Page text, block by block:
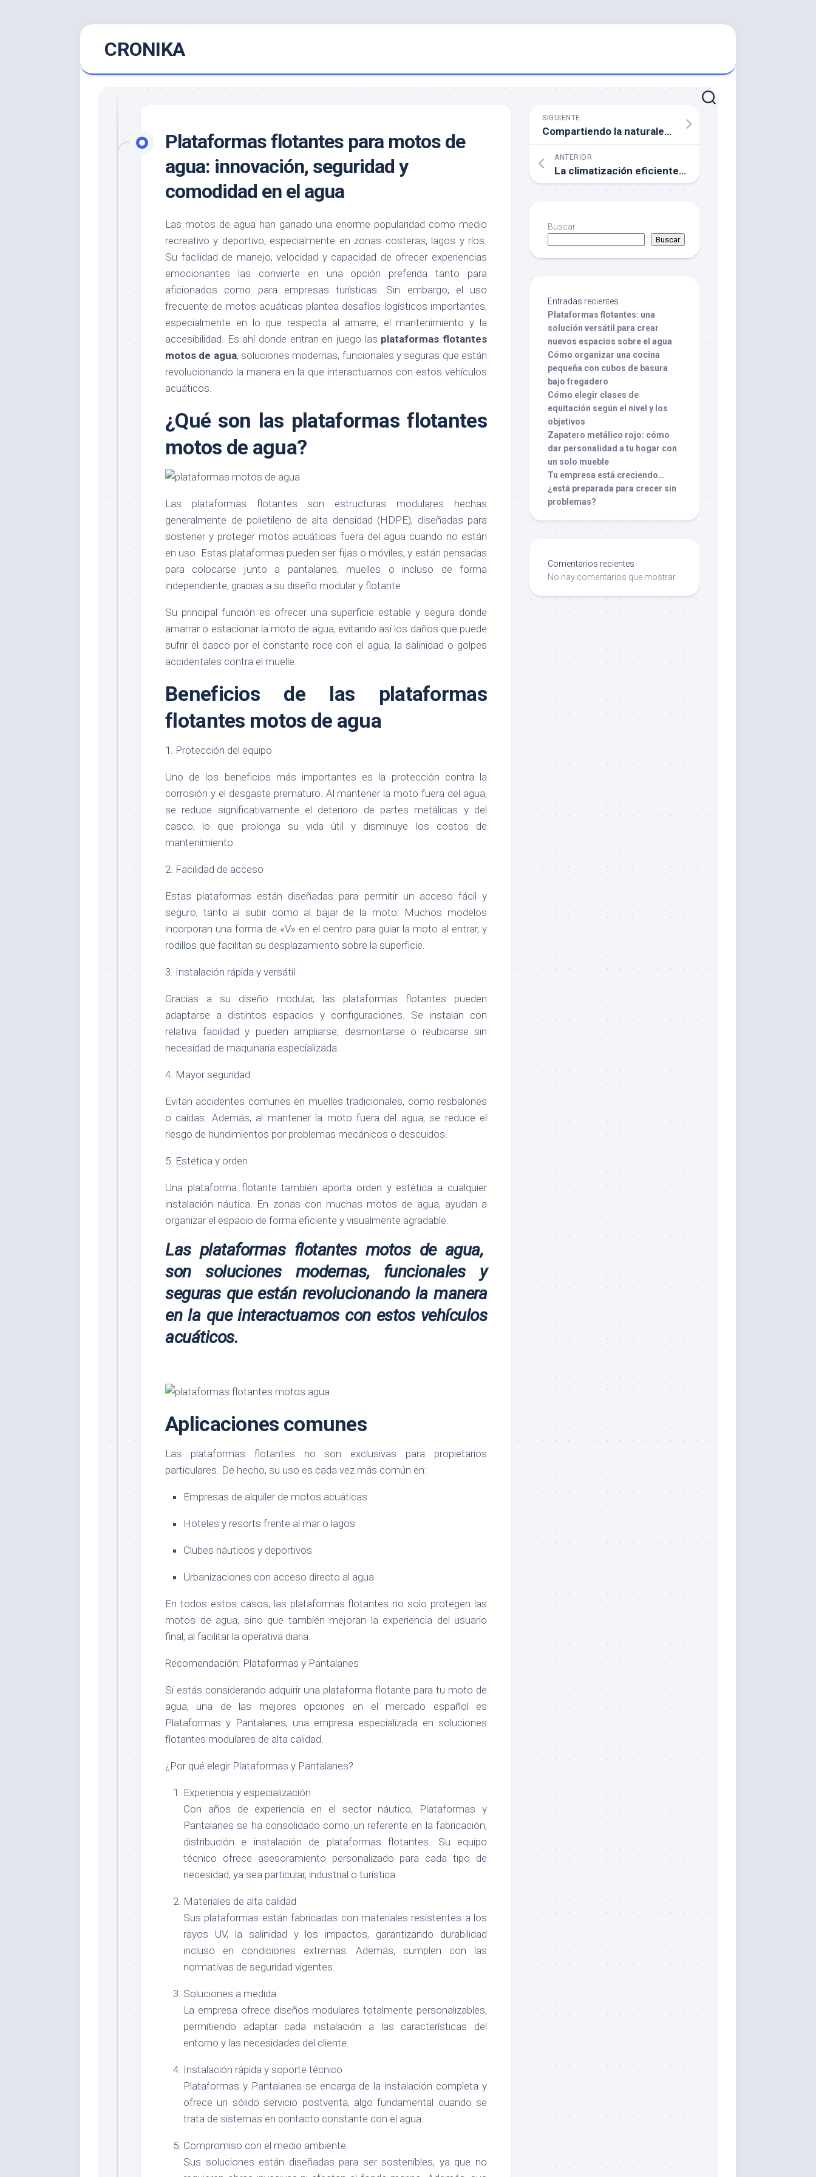
CRONIKA
Plataformas flotantes para motos de
agua: innovación, seguridad y
comodidad en el agua
Las motos de agua han ganado una enorme popularidad como medio
recreativo y deportivo, especialmente en zonas costeras, lagos y ríos.
Su facilidad de manejo, velocidad y capacidad de ofrecer experiencias
emocionantes las convierte en una opción preferida tanto para
aficionados como para empresas turísticas. Sin embargo, el uso
frecuente de motos acuáticas plantea desafíos logísticos importantes,
especialmente en lo que respecta al amarre, el mantenimiento y la
accesibilidad. Es ahí donde entran en juego las plataformas flotantes
motos de agua, soluciones modernas, funcionales y seguras que están
revolucionando la manera en la que interactuamos con estos vehículos
acuáticos.
¿Qué son las plataformas flotantes
motos de agua?
Las plataformas flotantes son estructuras modulares hechas
generalmente de polietileno de alta densidad (HDPE), diseñadas para
sostener y proteger motos acuáticas fuera del agua cuando no están
en uso. Estas plataformas pueden ser fijas o móviles, y están pensadas
para colocarse junto a pantalanes, muelles o incluso de forma
independiente, gracias a su diseño modular y flotante.
Su principal función es ofrecer una superficie estable y segura donde
amarrar o estacionar la moto de agua, evitando así los daños que puede
sufrir el casco por el constante roce con el agua, la salinidad o golpes
accidentales contra el muelle.
Beneficios de las plataformas
flotantes motos de agua
1. Protección del equipo
Uno de los beneficios más importantes es la protección contra la
corrosión y el desgaste prematuro. Al mantener la moto fuera del agua,
se reduce significativamente el deterioro de partes metálicas y del
casco, lo que prolonga su vida útil y disminuye los costos de
mantenimiento.
2. Facilidad de acceso
Estas plataformas están diseñadas para permitir un acceso fácil y
seguro, tanto al subir como al bajar de la moto. Muchos modelos
incorporan una forma de «V» en el centro para guiar la moto al entrar, y
rodillos que facilitan su desplazamiento sobre la superficie.
3. Instalación rápida y versátil
Gracias a su diseño modular, las plataformas flotantes pueden
adaptarse a distintos espacios y configuraciones. Se instalan con
relativa facilidad y pueden ampliarse, desmontarse o reubicarse sin
necesidad de maquinaria especializada.
4. Mayor seguridad
Evitan accidentes comunes en muelles tradicionales, como resbalones
o caídas. Además, al mantener la moto fuera del agua, se reduce el
riesgo de hundimientos por problemas mecánicos o descuidos.
5. Estética y orden
Una plataforma flotante también aporta orden y estética a cualquier
instalación náutica. En zonas con muchas motos de agua, ayudan a
organizar el espacio de forma eficiente y visualmente agradable.
Las plataformas flotantes motos de agua,
son soluciones modernas, funcionales y
seguras que están revolucionando la manera
en la que interactuamos con estos vehículos
acuáticos.
Aplicaciones comunes
Las plataformas flotantes no son exclusivas para propietarios
particulares. De hecho, su uso es cada vez más común en:
Empresas de alquiler de motos acuáticas
Hoteles y resorts frente al mar o lagos
Clubes náuticos y deportivos
Urbanizaciones con acceso directo al agua
En todos estos casos, las plataformas flotantes no solo protegen las
motos de agua, sino que también mejoran la experiencia del usuario
final, al facilitar la operativa diaria.
Recomendación: Plataformas y Pantalanes
Si estás considerando adquirir una plataforma flotante para tu moto de
agua, una de las mejores opciones en el mercado español es
Plataformas y Pantalanes, una empresa especializada en soluciones
flotantes modulares de alta calidad.
¿Por qué elegir Plataformas y Pantalanes?
Experiencia y especialización
Con años de experiencia en el sector náutico, Plataformas y
Pantalanes se ha consolidado como un referente en la fabricación,
distribución e instalación de plataformas flotantes. Su equipo
técnico ofrece asesoramiento personalizado para cada tipo de
necesidad, ya sea particular, industrial o turística.
Materiales de alta calidad
Sus plataformas están fabricadas con materiales resistentes a los
rayos UV, la salinidad y los impactos, garantizando durabilidad
incluso en condiciones extremas. Además, cumplen con las
normativas de seguridad vigentes.
Soluciones a medida
La empresa ofrece diseños modulares totalmente personalizables,
permitiendo adaptar cada instalación a las características del
entorno y las necesidades del cliente.
Instalación rápida y soporte técnico
Plataformas y Pantalanes se encarga de la instalación completa y
ofrece un sólido servicio postventa, algo fundamental cuando se
trata de sistemas en contacto constante con el agua.
Compromiso con el medio ambiente
Sus soluciones están diseñadas para ser sostenibles, ya que no
SIGUIENTE
Compartiendo la naturaleza con las rutas a caballo en Valencia
ANTERIOR
La climatización eficiente para particulares en Navarra: una necesidad creciente
Buscar
Buscar
Entradas recientes
Plataformas flotantes: una
solución versátil para crear
nuevos espacios sobre el agua
Cómo organizar una cocina
pequeña con cubos de basura
bajo fregadero
Cómo elegir clases de
equitación según el nivel y los
objetivos
Zapatero metálico rojo: cómo
dar personalidad a tu hogar con
un solo mueble
Tu empresa está creciendo…
¿está preparada para crecer sin
problemas?
Comentarios recientes
No hay comentarios que mostrar.